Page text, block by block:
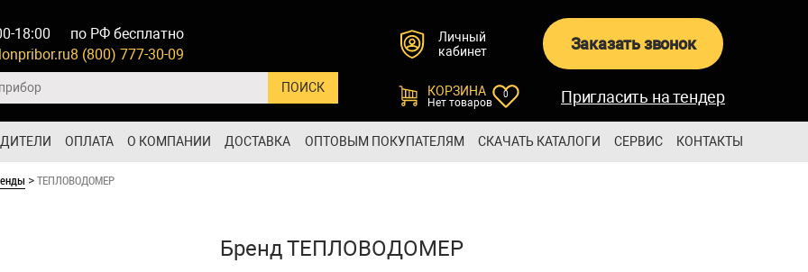
18:00
по РФ бесплатно
8 (800) 777-30-09
Личный
кабинет
Заказать звонок
КОРЗИНА
Нет товаров
0 Пригласить на тендер
ОПЛАТА О КОМПАНИИ ДОСТАВКА ОПТОВЫМ ПОКУПАТЕЛЯМ СКАЧАТЬ КАТАЛОГИ СЕРВИС КОНТАКТЫ
>ТЕПЛОВОДОМЕР
Бренд ТЕПЛОВОДОМЕР